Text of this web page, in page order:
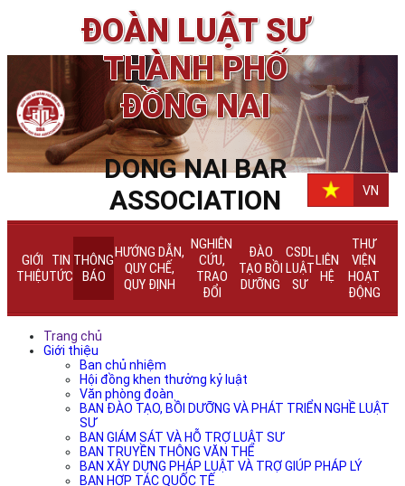
ĐOÀN LUẬT SƯ
THÀNH PHỐ
ĐỒNG NAI
DONG NAI BAR
ASSOCIATION
VN
GIỚI
THIỆU
TIN
TỨC
THÔNG
BÁO
HƯỚNG DẪN,
QUY CHẾ,
QUY ĐỊNH
NGHIÊN
CỨU,
TRAO
ĐỔI
ĐÀO
TẠO BỒI
DƯỠNG
CSDL
LUẬT
SƯ
LIÊN
HỆ
THƯ
VIỆN
HOẠT
ĐỘNG
Trang chủ
Giới thiệu
Ban chủ nhiệm
Hội đồng khen thưởng kỷ luật
Văn phòng đoàn
BAN ĐÀO TẠO, BỒI DƯỠNG VÀ PHÁT TRIỂN NGHỀ LUẬT
SƯ
BAN GIÁM SÁT VÀ HỖ TRỢ LUẬT SƯ
BAN TRUYỀN THÔNG VĂN THỂ
BAN XÂY DỰNG PHÁP LUẬT VÀ TRỢ GIÚP PHÁP LÝ
BAN HỢP TÁC QUỐC TẾ